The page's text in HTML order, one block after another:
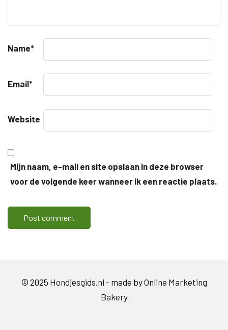
Name*
Email*
Website
Mijn naam, e-mail en site opslaan in deze browser
voor de volgende keer wanneer ik een reactie plaats.
© 2025 Hondjesgids.nl - made byOnline Marketing
Bakery